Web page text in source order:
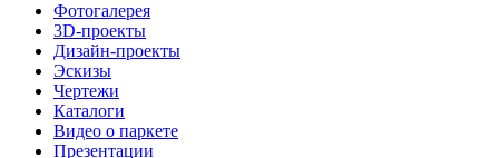
Фотогалерея
3D-проекты
Дизайн-проекты
Эскизы
Чертежи
Каталоги
Видео о паркете
Презентации